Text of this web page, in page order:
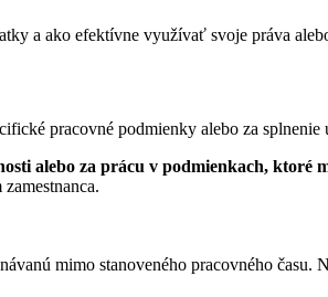
a ako efektívne využívať svoje práva
pracovné podmienky alebo za
alebo za prácu v podmienkach, ktoré
mimo stanoveného pracovného času.